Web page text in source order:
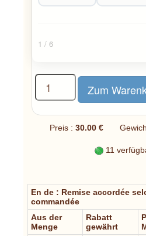
1 / 6
Preis : 30.00 € Gewicht
11
En de : Remise accordée
commandée
Aus der
Menge
Rabatt
gewährt